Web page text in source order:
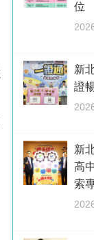
位
新
證
新
高
索